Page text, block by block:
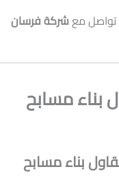
تواصل معشركة فرسان
بناء مسابح
بناء مسابح